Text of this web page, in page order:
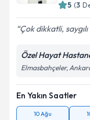
5 (3
Çok dikkatli,
Özel Hayat
Elmasbahçeler,
En Yakın Saatler
10 Ağu